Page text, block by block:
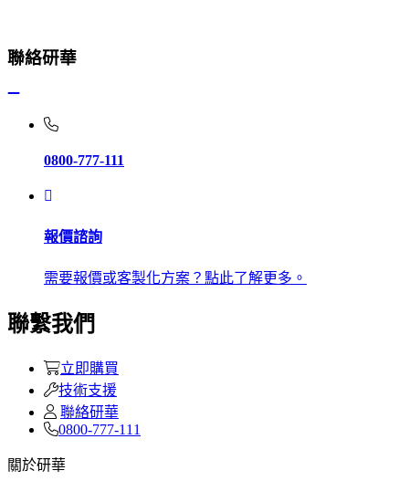
聯絡研華
0800-777-111
報價諮詢
需要報價或客製化方案？點此了解更多。
聯繫我們
立即購買
技術支援
聯絡研華
0800-777-111
關於研華